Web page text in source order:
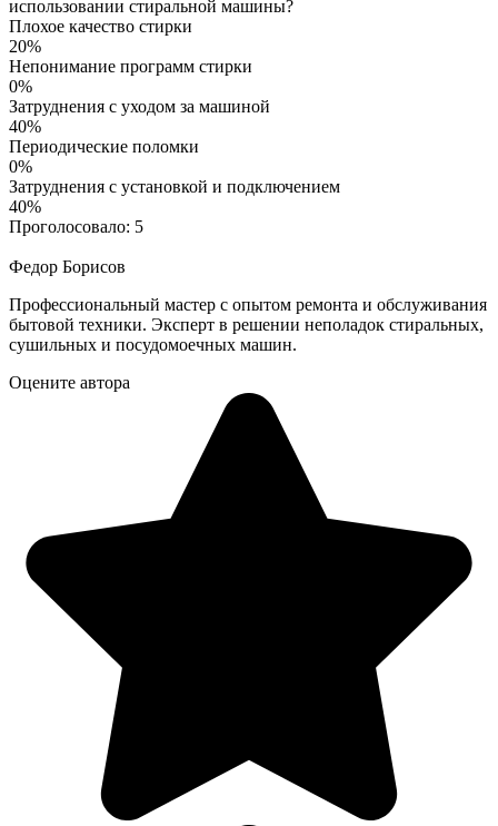
использовании стиральной машины?
Плохое качество стирки
20%
Непонимание программ стирки
0%
Затруднения с уходом за машиной
40%
Периодические поломки
0%
Затруднения с установкой и подключением
40%
Проголосовало: 5
Федор Борисов
Профессиональный мастер с опытом ремонта и обслуживания
бытовой техники. Эксперт в решении неполадок стиральных,
сушильных и посудомоечных машин.
Оцените автора